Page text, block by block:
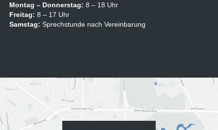
Montag – Donnerstag: 8 – 18 Uhr
Freitag: 8 – 17 Uhr
Samstag: Sprechstunde nach Vereinbarung